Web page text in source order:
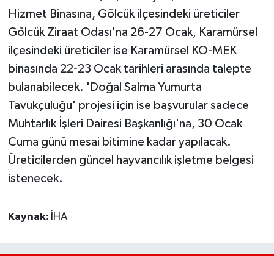
Hizmet Binasına, Gölcük ilçesindeki üreticiler
Gölcük Ziraat Odası'na 26-27 Ocak, Karamürsel
ilçesindeki üreticiler ise Karamürsel KO-MEK
binasında 22-23 Ocak tarihleri arasında talepte
bulanabilecek. 'Doğal Salma Yumurta
Tavukçuluğu' projesi için ise başvurular sadece
Muhtarlık İşleri Dairesi Başkanlığı'na, 30 Ocak
Cuma günü mesai bitimine kadar yapılacak.
Üreticilerden güncel hayvancılık işletme belgesi
istenecek.
Kaynak: İHA